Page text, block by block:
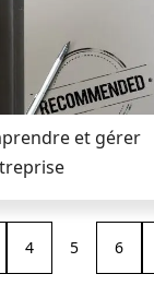
et gérer
4 5 6